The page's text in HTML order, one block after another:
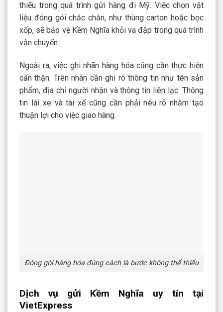
thiếu trong quá trình gửi hàng đi Mỹ. Việc chọn vật
liệu đóng gói chắc chắn, như thùng carton hoặc bọc
xốp, sẽ bảo vệ Kềm Nghĩa khỏi va đập trong quá trình
vận chuyển.
Ngoài ra, việc ghi nhãn hàng hóa cũng cần thực hiện
cẩn thận. Trên nhãn cần ghi rõ thông tin như tên sản
phẩm, địa chỉ người nhận và thông tin liên lạc. Thông
tin lái xe và tài xế cũng cần phải nêu rõ nhằm tạo
thuận lợi cho việc giao hàng.
Đóng gói hàng hóa đúng cách là bước không thể thiếu
Dịch vụ gửi Kềm Nghĩa uy tín tại
VietExpress